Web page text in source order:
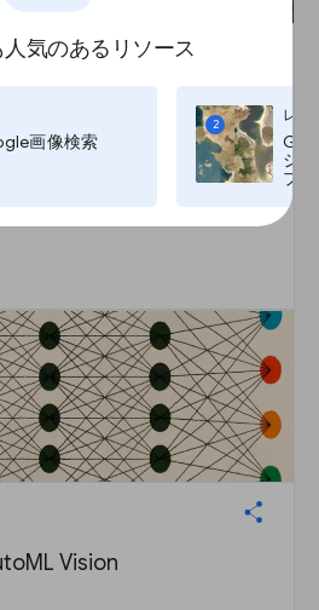
人気のあるリソース
画像検索
2
レッ
ジ
プ,
始める
関係を築く
Vision